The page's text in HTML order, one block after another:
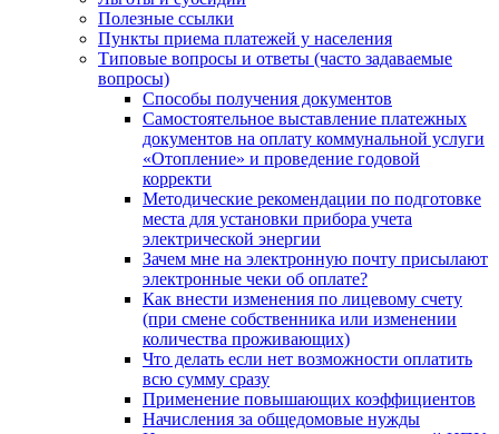
Полезные ссылки
Пункты приема платежей у населения
Типовые вопросы и ответы (часто задаваемые
вопросы)
Способы получения документов
Самостоятельное выставление платежных
документов на оплату коммунальной услуги
«Отопление» и проведение годовой
корректи
Методические рекомендации по подготовке
места для установки прибора учета
электрической энергии
Зачем мне на электронную почту присылают
электронные чеки об оплате?
Как внести изменения по лицевому счету
(при смене собственника или изменении
количества проживающих)
Что делать если нет возможности оплатить
всю сумму сразу
Применение повышающих коэффициентов
Начисления за общедомовые нужды